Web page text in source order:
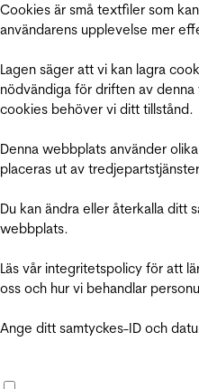
Cookies är små textfiler som
användarens upplevelse mer
Lagen säger att vi kan lagra
nödvändiga för driften av
cookies behöver vi ditt tillstånd.
Denna webbplats använder
placeras ut av
Du kan ändra eller återkalla ditt
webbplats.
Läs vår integritetspolicy för att
oss och hur vi behandlar
Ange ditt samtyckes-ID och